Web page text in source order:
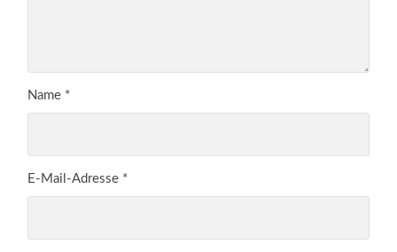
Name *
E-Mail-Adresse *